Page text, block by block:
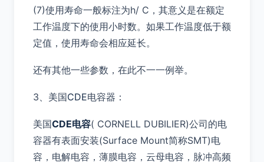
(7)使用寿命一般标注为h/ C，其意义是在额定
工作温度下的使用小时数。如果工作温度低于额
定值，使用寿命会相应延长。
还有其他一些参数，在此不一一例举。
3、美国CDE电容器：
美国CDE电容( CORNELL DUBILIER)公司的电
容器有表面安装(Surface Mount简称SMT)电
容，电解电容，薄膜电容，云母电容，脉冲高频